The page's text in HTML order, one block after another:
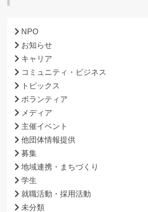
NPO
お知らせ
キャリア
コミュニティ・ビジネス
トピックス
ボランティア
メディア
主催イベント
他団体情報提供
募集
地域連携・まちづくり
学生
就職活動・採用活動
未分類